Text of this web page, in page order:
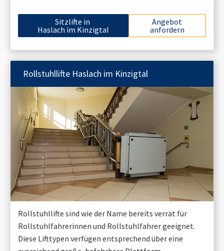
Sitzlifte in
Haslach im Kinzigtal
Angebot
anfordern
Rollstuhllifte Haslach im Kinzigtal
Rollstuhllifte sind wie der Name bereits verrät für
Rollstuhlfahrerinnen und Rollstuhlfahrer geeignet.
Diese Lifttypen verfügen entsprechend über eine